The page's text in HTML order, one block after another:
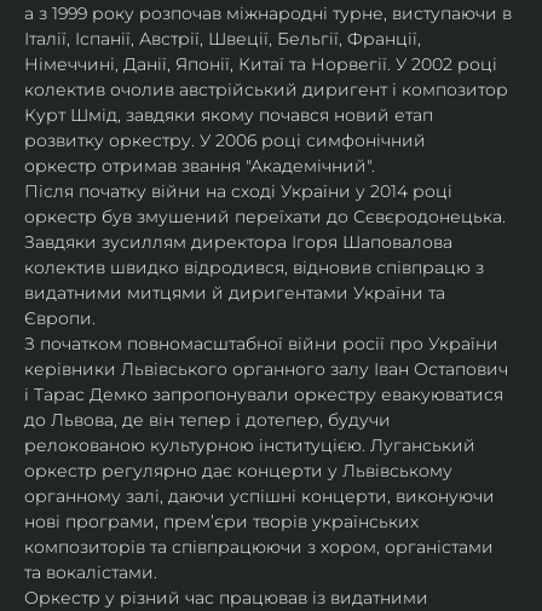
а з 1999 року розпочав міжнародні турне, виступаючи в
Італії, Іспанії, Австрії, Швеції, Бельгії, Франції,
Німеччині, Данії, Японії, Китаї та Норвегії. У 2002 році
колектив очолив австрійський диригент і композитор
Курт Шмід, завдяки якому почався новий етап
розвитку оркестру. У 2006 році симфонічний
оркестр отримав звання "Академічний".
Після початку війни на сході України у 2014 році
оркестр був змушений переїхати до Сєвєродонецька.
Завдяки зусиллям директора Ігоря Шаповалова
колектив швидко відродився, відновив співпрацю з
видатними митцями й диригентами України та
Європи.
З початком повномасштабної війни росії про України
керівники Львівського органного залу Іван Остапович
і Тарас Демко запропонували оркестру евакуюватися
до Львова, де він тепер і дотепер, будучи
релокованою культурною інституцією. Луганський
оркестр регулярно дає концерти у Львівському
органному залі, даючи успішні концерти, виконуючи
нові програми, прем’єри творів українських
композиторів та співпрацюючи з хором, органістами
та вокалістами.
Оркестр у різний час працював із видатними